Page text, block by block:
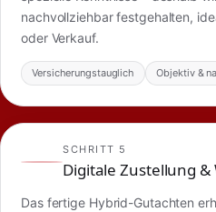
nachvollziehbar festgehalten,
oder Verkauf.
Versicherungstauglich Objektiv &
SCHRITT 5
Digitale Zustellung
Das fertige Hybrid-Gutachten